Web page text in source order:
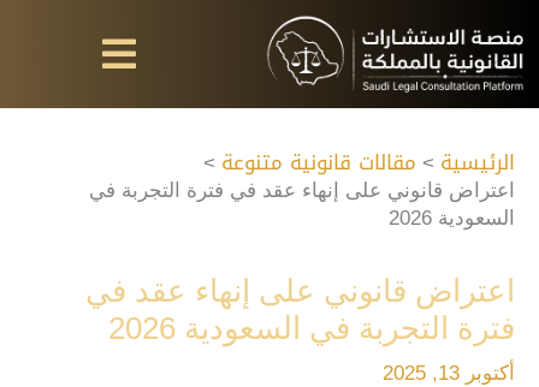
إلى
المحتوى
الرئيسية مقالات قانونية متنوعة
اعتراض قانوني على إنهاء عقد في فترة التجربة في
السعودية 2026
اعتراض قانوني على إنهاء عقد في
فترة التجربة في السعودية 2026
أكتوبر 13, 2025